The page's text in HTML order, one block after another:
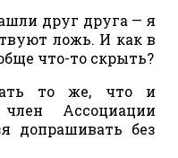
друг друга — я
ложь. И как в
что-то скрыть?
то же, что и
Ассоциации
допрашивать без